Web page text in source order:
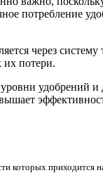
потребление
через
их потери.
удобрений и
которых приходится